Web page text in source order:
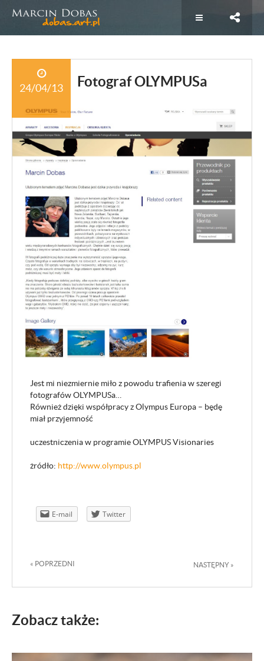
Fotograf OLYMPUSa
24/04/13
Jest mi niezmiernie miło z powodu trafienia w szeregi
fotografów OLYMPUSa…
Również dzięki współpracy z Olympus Europa – będę
miał przyjemność
uczestniczenia w programie OLYMPUS Visionaries
żródło: http://www.olympus.pl
E-mail Twitter
« POPRZEDNI NASTĘPNY »
Zobacz także: